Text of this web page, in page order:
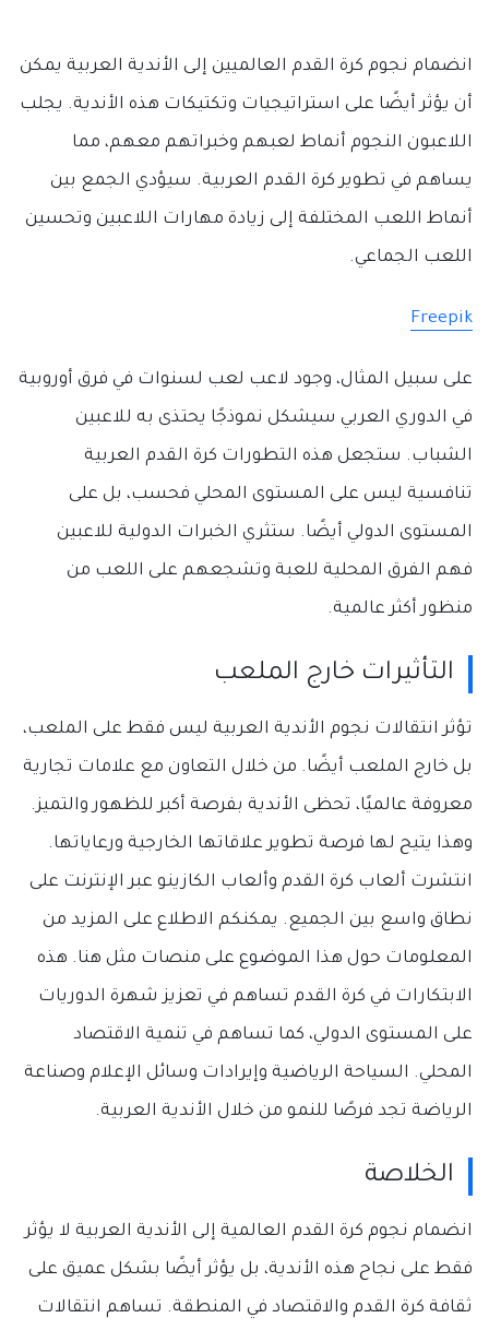
انضمام نجوم كرة القدم العالميين إلى الأندية العربية يمكن
أن يؤثر أيضًا على استراتيجيات وتكتيكات هذه الأندية. يجلب
اللاعبون النجوم أنماط لعبهم وخبراتهم معهم، مما
يساهم في تطوير كرة القدم العربية. سيؤدي الجمع بين
أنماط اللعب المختلفة إلى زيادة مهارات اللاعبين وتحسين
اللعب الجماعي.
Freepik
على سبيل المثال، وجود لاعب لعب لسنوات في فرق أوروبية
في الدوري العربي سيشكل نموذجًا يحتذى به للاعبين
الشباب. ستجعل هذه التطورات كرة القدم العربية
تنافسية ليس على المستوى المحلي فحسب، بل على
المستوى الدولي أيضًا. ستثري الخبرات الدولية للاعبين
فهم الفرق المحلية للعبة وتشجعهم على اللعب من
منظور أكثر عالمية.
التأثيرات خارج الملعب
تؤثر انتقالات نجوم الأندية العربية ليس فقط على الملعب،
بل خارج الملعب أيضًا. من خلال التعاون مع علامات تجارية
معروفة عالميًا، تحظى الأندية بفرصة أكبر للظهور والتميز.
وهذا يتيح لها فرصة تطوير علاقاتها الخارجية ورعاياتها.
انتشرت ألعاب كرة القدم وألعاب الكازينو عبر الإنترنت على
نطاق واسع بين الجميع. يمكنكم الاطلاع على المزيد من
المعلومات حول هذا الموضوع على منصات مثل هنا. هذه
الابتكارات في كرة القدم تساهم في تعزيز شهرة الدوريات
على المستوى الدولي، كما تساهم في تنمية الاقتصاد
المحلي. السياحة الرياضية وإيرادات وسائل الإعلام وصناعة
الرياضة تجد فرصًا للنمو من خلال الأندية العربية.
الخلاصة
انضمام نجوم كرة القدم العالمية إلى الأندية العربية لا يؤثر
فقط على نجاح هذه الأندية، بل يؤثر أيضًا بشكل عميق على
ثقافة كرة القدم والاقتصاد في المنطقة. تساهم انتقالات